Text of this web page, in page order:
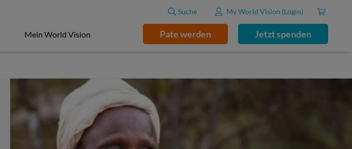
Mein World Vision Pate werden Jetzt spenden
Suche My World Vision (Login)